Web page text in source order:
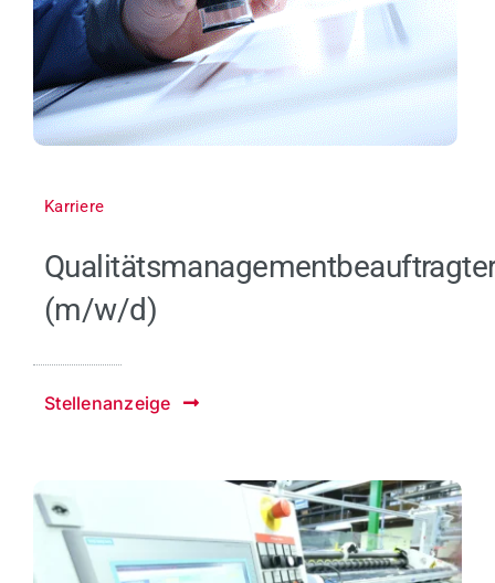
Karriere
(m/w/d)
Stellenanzeige